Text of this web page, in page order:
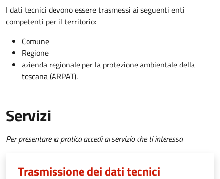
I dati tecnici devono essere trasmessi ai seguenti enti
competenti per il territorio:
Comune
Regione
azienda regionale per la protezione ambientale della
toscana (ARPAT).
Servizi
Per presentare la pratica accedi al servizio che ti interessa
Trasmissione dei dati tecnici